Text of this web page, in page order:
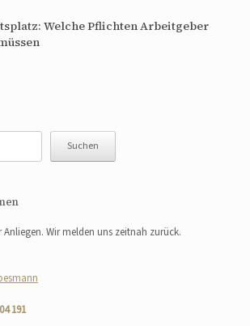
Welche Pflichten Arbeitgeber
Suchen
Anliegen. Wir melden uns zeitnah zurück.
191